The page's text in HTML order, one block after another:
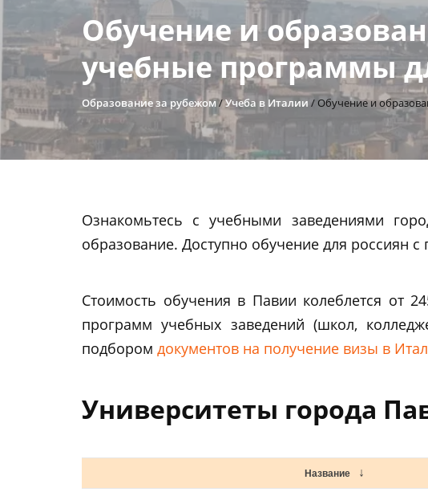
Обучение и
учебные программы
Образование за рубежом/Учеба в Италии / Обучение и
Ознакомьтесь с учебными заведениями
образование. Доступно обучение для россиян
Стоимость обучения в Павии колеблется от
программ учебных заведений (школ,
подбором документов на получение визы в
Университеты города
Название